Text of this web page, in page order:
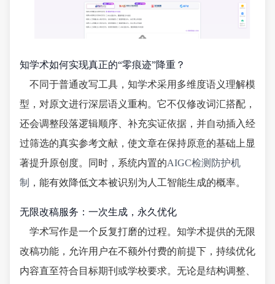
知学术如何实现真正的“零痕迹”降重？
不同于普通改写工具，知学术采用多维度语义理解模
型，对原文进行深层语义重构。它不仅修改词汇搭配，
还会调整段落逻辑顺序、补充实证依据，并自动插入经
过筛选的真实参考文献，使文章在保持原意的基础上显
著提升原创度。同时，系统内置的AIGC检测防护机
制
，能有效降低文本被识别为人工智能生成的概率。
无限改稿服务：一次生成，永久优化
学术写作是一个反复打磨的过程。知学术提供的无限
改稿功能，允许用户在不额外付费的前提下，持续优化
内容直至符合目标期刊或学校要求。无论是结构调整、